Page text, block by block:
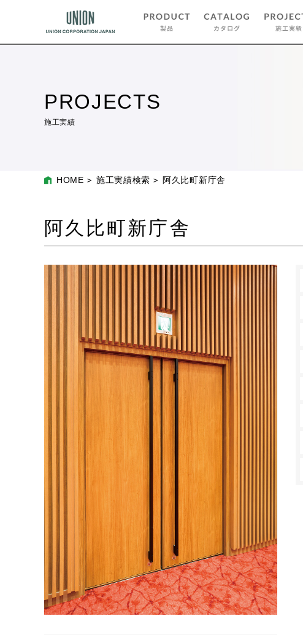
PROJECTS
施工実績
HOME 施工実績検索 阿久比町新庁舎
阿久比町新庁舎